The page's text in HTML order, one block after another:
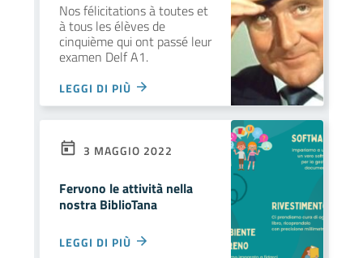
Nos félicitations à toutes et
à tous les élèves de
cinquième qui ont passé leur
examen Delf A1.
LEGGI DI PIÙ
3 MAGGIO 2022
Fervono le attività nella
nostra BiblioTana
LEGGI DI PIÙ